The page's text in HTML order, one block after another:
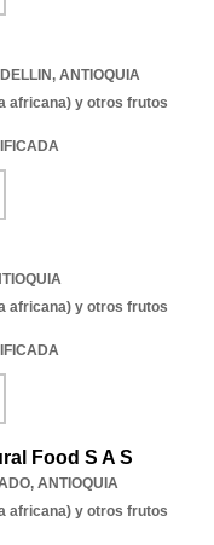
, ANTIOQUIA
africana) y otros frutos
africana) y otros frutos
Food S A S
, ANTIOQUIA
africana) y otros frutos